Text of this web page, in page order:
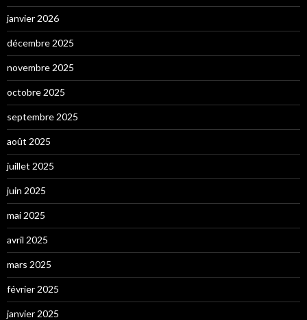
janvier 2026
décembre 2025
novembre 2025
octobre 2025
septembre 2025
août 2025
juillet 2025
juin 2025
mai 2025
avril 2025
mars 2025
février 2025
janvier 2025